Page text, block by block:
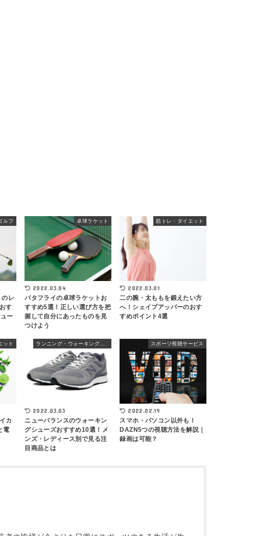
ルフ
レ
す
ー
卓球ラケット
2022.03.04
バタフライの卓球ラケットお
すすめ5選！正しい選び方を把
握して自分にあったものを見
つけよう
筋トレ・ダイエット
2022.03.01
二の腕・太ももを鍛えたい方
へ！シェイプアッパーのおす
すめポイント4選
ット
カ
電
2022.03.03
ニューバランスのウォーキン
グシューズおすすめ10選！メ
ンズ・レディース別で見る注
目商品とは
スポーツ視聴サービス
2022.02.19
スマホ・パソコン以外も！
DAZN5つの視聴方法を解説｜
録画は可能？